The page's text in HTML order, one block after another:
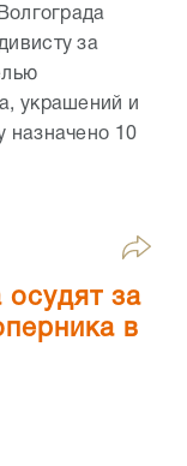
за
украшений и
назначено 10
осудят за
в